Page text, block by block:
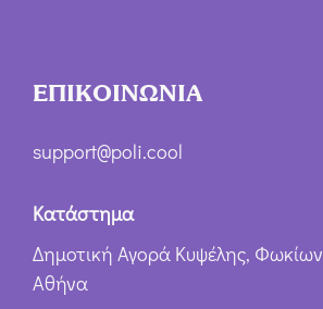
ΕΠΙΚΟΙΝΩΝΙΑ
support@poli.cool
Κατάστημα
Δημοτική Αγορά Κυψέλης,
Αθήνα